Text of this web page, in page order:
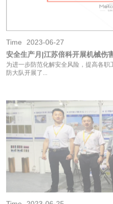
防大队开展了...
Time 2023-06-25
展会回顾| 2023上海国际广印展
江苏倍科为期四天的上海国际广印展
落幕不散场，未...